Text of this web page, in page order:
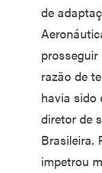
de
razão de
havia sido
diretor de
Brasileira.
impetrou